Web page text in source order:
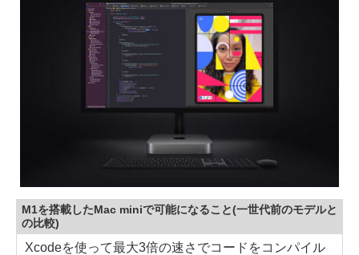
M1を搭載したMac miniで可能になること(一世代前のモデルと
の比較)
Xcodeを使って最大3倍の速さでコードをコンパイル